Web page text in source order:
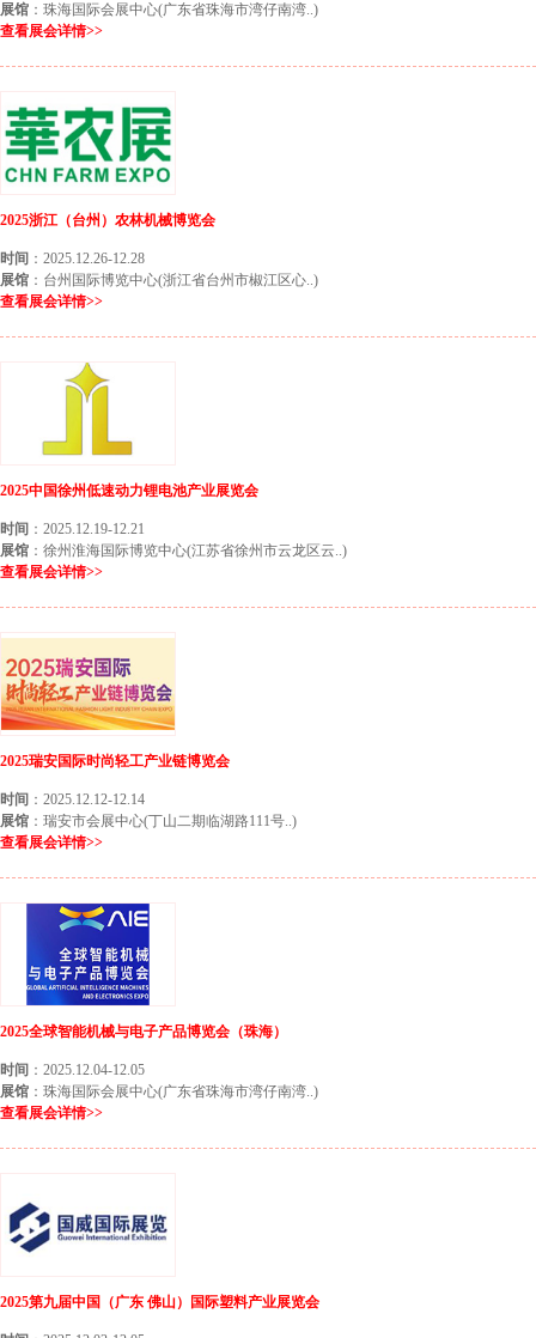
展馆 ：珠海国际会展中心(广东省珠海市湾仔南湾..)
查看展会详情>>
2025浙江（台州）农林机械博览会
时间 ：2025.12.26-12.28
展馆 ：台州国际博览中心(浙江省台州市椒江区心..)
查看展会详情>>
2025中国徐州低速动力锂电池产业展览会
时间 ：2025.12.19-12.21
展馆 ：徐州淮海国际博览中心(江苏省徐州市云龙区云..)
查看展会详情>>
2025瑞安国际时尚轻工产业链博览会
时间 ：2025.12.12-12.14
展馆 ：瑞安市会展中心(丁山二期临湖路111号..)
查看展会详情>>
2025全球智能机械与电子产品博览会（珠海）
时间 ：2025.12.04-12.05
展馆 ：珠海国际会展中心(广东省珠海市湾仔南湾..)
查看展会详情>>
2025第九届中国（广东 佛山）国际塑料产业展览会